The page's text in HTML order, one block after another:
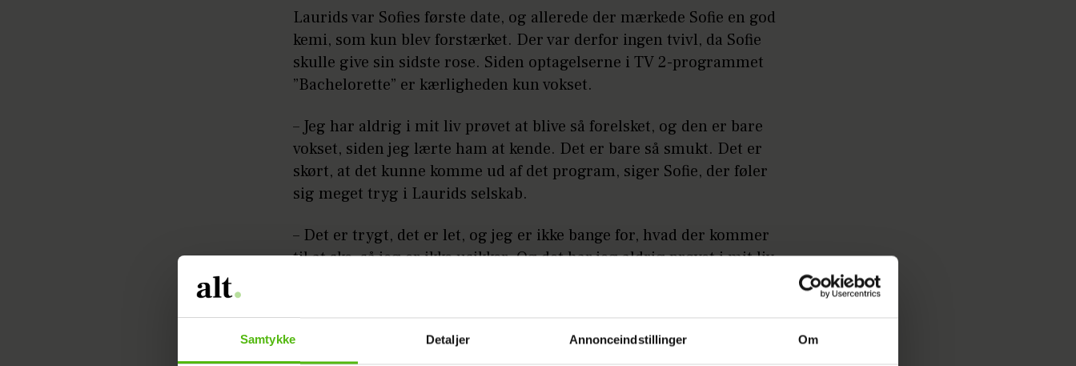
Samtykke Detaljer Annonceindstillinger Om
Laurids var Sofies første date, og allerede der mærkede Sofie en god
kemi, som kun blev forstærket. Der var derfor ingen tvivl, da Sofie
skulle give sin sidste rose. Siden optagelserne i TV 2-programmet
”Bachelorette” er kærligheden kun vokset.
– Jeg har aldrig i mit liv prøvet at blive så forelsket, og den er bare
vokset, siden jeg lærte ham at kende. Det er bare så smukt. Det er
skørt, at det kunne komme ud af det program, siger Sofie, der føler
sig meget tryg i Laurids selskab.
– Det er trygt, det er let, og jeg er ikke bange for, hvad der kommer
til at ske, så jeg er ikke usikker. Og det har jeg aldrig prøvet i mit liv
Artiklen fortsætter under billedet.